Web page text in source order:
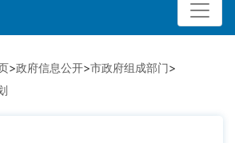
>政府信息公开>市政府组成部门>